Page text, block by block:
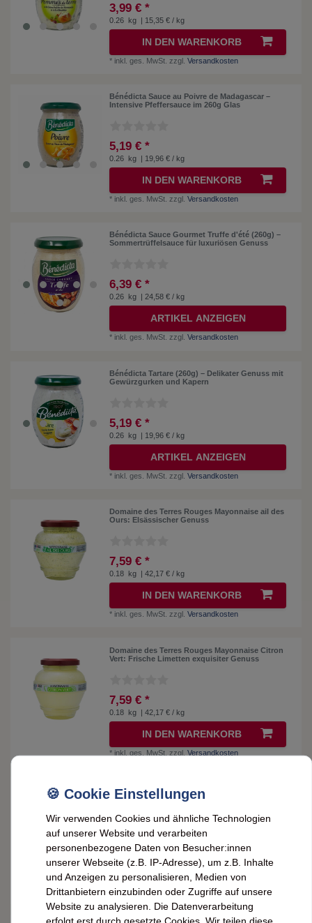
3,99 € *
0.26 kg | 15,35 € / kg
IN DEN WARENKORB
* inkl. ges. MwSt. zzgl.Versandkosten
Bénédicta Sauce au Poivre de Madagascar –
Intensive Pfeffersauce im 260g Glas
5,19 € *
0.26 kg | 19,96 € / kg
IN DEN WARENKORB
* inkl. ges. MwSt. zzgl.Versandkosten
Bénédicta Sauce Gourmet Truffe d'été (260g) –
Sommertrüffelsauce für luxuriösen Genuss
6,39 € *
0.26 kg | 24,58 € / kg
ARTIKEL ANZEIGEN
* inkl. ges. MwSt. zzgl.Versandkosten
Bénédicta Tartare (260g) – Delikater Genuss mit
Gewürzgurken und Kapern
5,19 € *
0.26 kg | 19,96 € / kg
ARTIKEL ANZEIGEN
* inkl. ges. MwSt. zzgl.Versandkosten
Domaine des Terres Rouges Mayonnaise ail des
Ours: Elsässischer Genuss
7,59 € *
0.18 kg | 42,17 € / kg
IN DEN WARENKORB
* inkl. ges. MwSt. zzgl.Versandkosten
Domaine des Terres Rouges Mayonnaise Citron
Vert: Frische Limetten exquisiter Genuss
7,59 € *
0.18 kg | 42,17 € / kg
IN DEN WARENKORB
* inkl. ges. MwSt. zzgl.Versandkosten
HØST Havtorn Mayo: Vegane Sanddorn-
Mayonnaise mit Hafermilch & Sonnenblumenöl
5,79 € *
0.13 kg | 44,54 € / kg
IN DEN WARENKORB
*inkl. ges. MwSt.zzgl. Versandkosten
Wir verwenden Cookies und ähnliche Technologien
auf unserer Website und verarbeiten
personenbezogene Daten von Besucher:innen
unserer Webseite (z.B. IP-Adresse), um z.B. Inhalte
und Anzeigen zu personalisieren, Medien von
Drittanbietern einzubinden oder Zugriffe auf unsere
Website zu analysieren. Die Datenverarbeitung
erfolgt erst durch gesetzte Cookies. Wir teilen diese